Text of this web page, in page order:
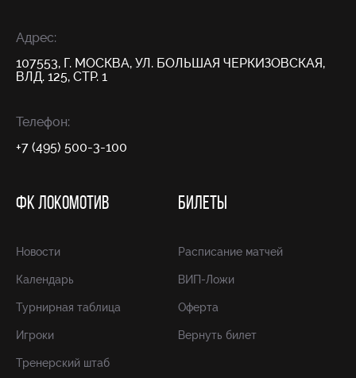
Адрес:
107553, Г. МОСКВА, УЛ. БОЛЬШАЯ ЧЕРКИЗОВСКАЯ,
ВЛД. 125, СТР. 1
Телефон:
+7 (495) 500-3-100
ФК ЛОКОМОТИВ
Новости
Календарь
Турнирная таблица
Игроки
Тренерский штаб
БИЛЕТЫ
Расписание матчей
ВИП-Ложи
Оферта
Вернуть билет